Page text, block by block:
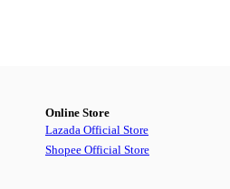
Online Store
Lazada Official Store
Shopee Official Store